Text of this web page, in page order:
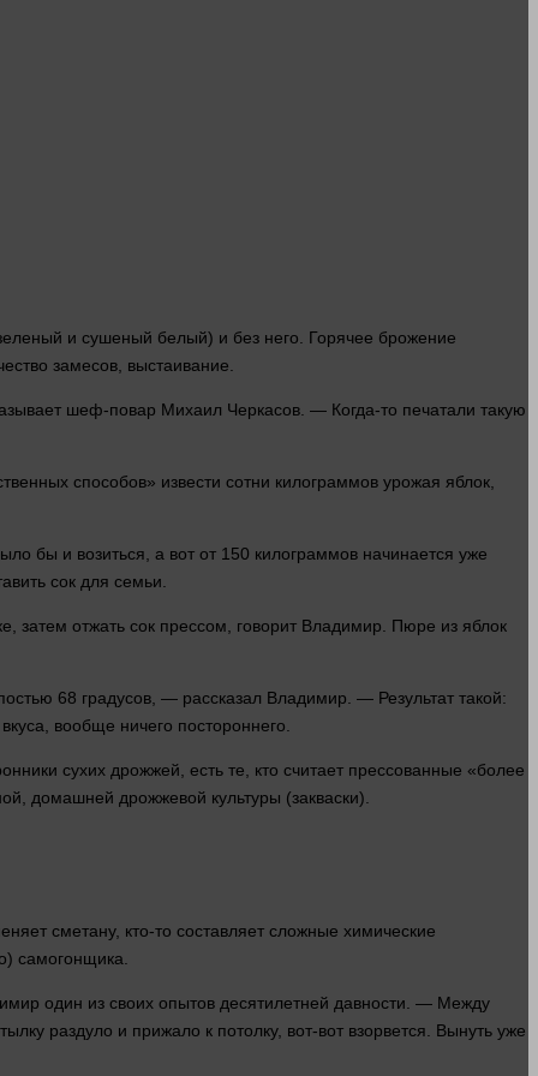
и сушеный белый) и без него. Горячее брожение
замесов, выстаивание.
шеф-повар Михаил Черкасов. — Когда-то печатали такую
способов» извести сотни килограммов урожая яблок,
бы и возиться, а вот от 150 килограммов начинается уже
сок для семьи.
затем отжать сок прессом, говорит Владимир. Пюре из яблок
68 градусов, — рассказал Владимир. — Результат такой:
вообще ничего постороннего.
сухих дрожжей, есть те, кто считает прессованные «более
домашней дрожжевой культуры (закваски).
сметану, кто-то составляет сложные химические
самогонщика.
один из своих опытов десятилетней давности . — Между
раздуло и прижало к потолку, вот-вот взорвется. Вынуть уже